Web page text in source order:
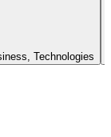
Technologies